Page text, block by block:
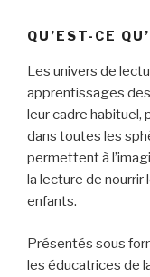
QU’EST-CE
Les univers de
apprentissages
leur cadre habituel,
dans toutes les
permettent à
la lecture de nourrir
enfants.
Présentés sous
les éducatrices de